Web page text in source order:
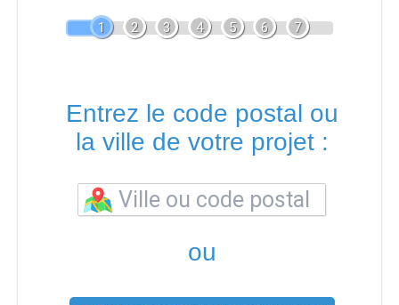
1 2 3 4 5 6 7
Entrez le code postal ou
la ville de votre projet :
ou